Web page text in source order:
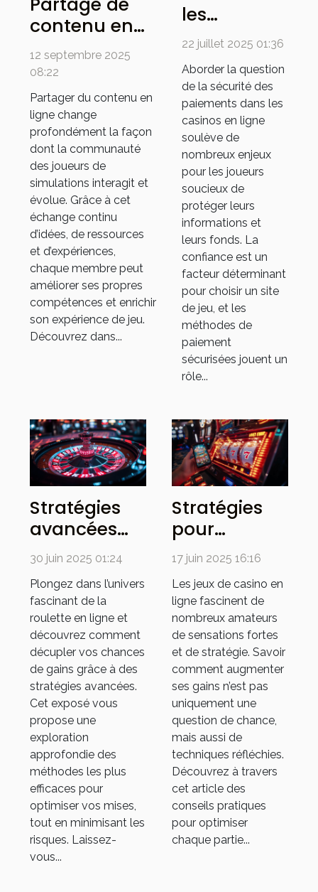
contenu en
ligne :
avantages
pour la
communauté
des joueurs
de
simulations
12 septembre 2025
08:22
Partager du contenu en
ligne change
profondément la façon
dont la communauté
des joueurs de
simulations interagit et
évolue. Grâce à cet
échange continu
d’idées, de ressources
et d’expériences,
chaque membre peut
améliorer ses propres
compétences et enrichir
son expérience de jeu.
Découvrez dans...
les
méthodes
de
paiement
sécurisées
renforcent
la
confiance
dans les
casinos en
ligne ?
22 juillet 2025 01:36
Aborder la question
de la sécurité des
paiements dans les
casinos en ligne
soulève de
nombreux enjeux
pour les joueurs
soucieux de
protéger leurs
informations et
leurs fonds. La
confiance est un
facteur déterminant
pour choisir un site
de jeu, et les
méthodes de
paiement
sécurisées jouent un
rôle...
Stratégies
avancées
pour
maximiser
vos gains à
la roulette
en ligne
30 juin 2025 01:24
Plongez dans l’univers
fascinant de la
roulette en ligne et
découvrez comment
décupler vos chances
de gains grâce à des
stratégies avancées.
Cet exposé vous
propose une
exploration
approfondie des
méthodes les plus
efficaces pour
optimiser vos mises,
tout en minimisant les
risques. Laissez-
vous...
Stratégies
pour
maximiser
les gains
dans les jeux
de casino en
ligne
17 juin 2025 16:16
Les jeux de casino en
ligne fascinent de
nombreux amateurs
de sensations fortes
et de stratégie. Savoir
comment augmenter
ses gains n’est pas
uniquement une
question de chance,
mais aussi de
techniques réfléchies.
Découvrez à travers
cet article des
conseils pratiques
pour optimiser
chaque partie...